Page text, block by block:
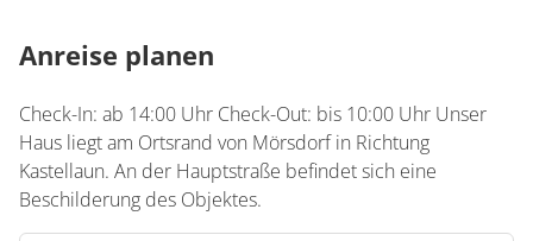
Anreise planen
Check-In: ab 14:00 Uhr Check-Out: bis 10:00 Uhr Unser
Haus liegt am Ortsrand von Mörsdorf in Richtung
Kastellaun. An der Hauptstraße befindet sich eine
Beschilderung des Objektes.